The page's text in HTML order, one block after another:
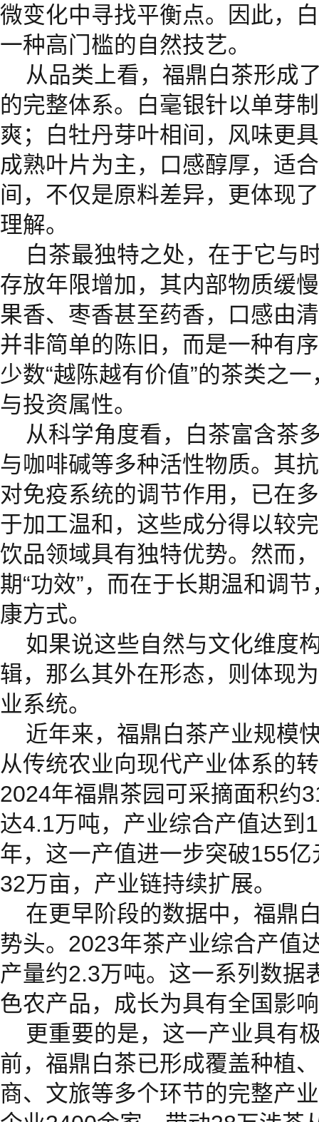
微变化中寻找平衡点。因此，
一种高门槛的自然技艺。
从品类上看，福鼎白茶形成
的完整体系。白毫银针以单芽
爽；白牡丹芽叶相间，风味更
成熟叶片为主，口感醇厚，适
间，不仅是原料差异，更体现
理解。
白茶最独特之处，在于它与
存放年限增加，其内部物质缓
果香、枣香甚至药香，口感由
并非简单的陈旧，而是一种有
少数“越陈越有价值”的茶类之
与投资属性。
从科学角度看，白茶富含茶
与咖啡碱等多种活性物质。其
对免疫系统的调节作用，已在
于加工温和，这些成分得以较
饮品领域具有独特优势。然而
期“功效”，而在于长期温和调
康方式。
如果说这些自然与文化维度
辑，那么其外在形态，则体现
业系统。
近年来，福鼎白茶产业规模
从传统农业向现代产业体系的
2024年福鼎茶园可采摘面积约
达4.1万吨，产业综合产值达到
年，这一产值进一步突破155
32万亩，产业链持续扩展。
在更早阶段的数据中，福鼎
势头。2023年茶产业综合产值
产量约2.3万吨。这一系列数据
色农产品，成长为具有全国影
更重要的是，这一产业具有
前，福鼎白茶已形成覆盖种植
商、文旅等多个环节的完整产